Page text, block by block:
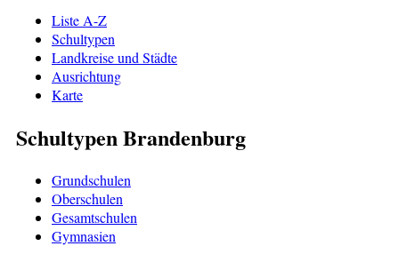
Liste A-Z
Schultypen
Landkreise und Städte
Ausrichtung
Karte
Schultypen Brandenburg
Grundschulen
Oberschulen
Gesamtschulen
Gymnasien